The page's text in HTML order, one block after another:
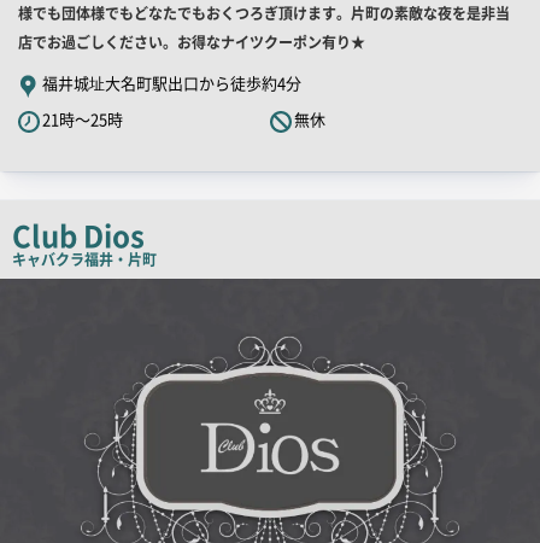
舗
PR
キ
ャ
ッ
ー
様でも団体様でもどなたでもおくつろぎ頂けます。片町の素敵な夜を是非当
店でお過ごしください。お得なナイツクーポン有り★
福井城址大名町駅出口から徒歩約4分
21時～25時
無休
Club Dios
キャバクラ福井・片町
店